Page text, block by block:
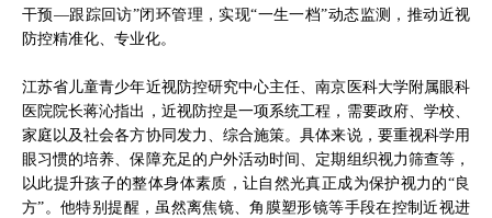
干预—跟踪回访”闭环管理，实现“一生一档”动态监测，推动近视
防控精准化、专业化。
江苏省儿童青少年近视防控研究中心主任、南京医科大学附属眼科
医院院长蒋沁指出，近视防控是一项系统工程，需要政府、学校、
家庭以及社会各方协同发力、综合施策。具体来说，要重视科学用
眼习惯的培养、保障充足的户外活动时间、定期组织视力筛查等，
以此提升孩子的整体身体素质，让自然光真正成为保护视力的“良
方”。他特别提醒，虽然离焦镜、角膜塑形镜等手段在控制近视进